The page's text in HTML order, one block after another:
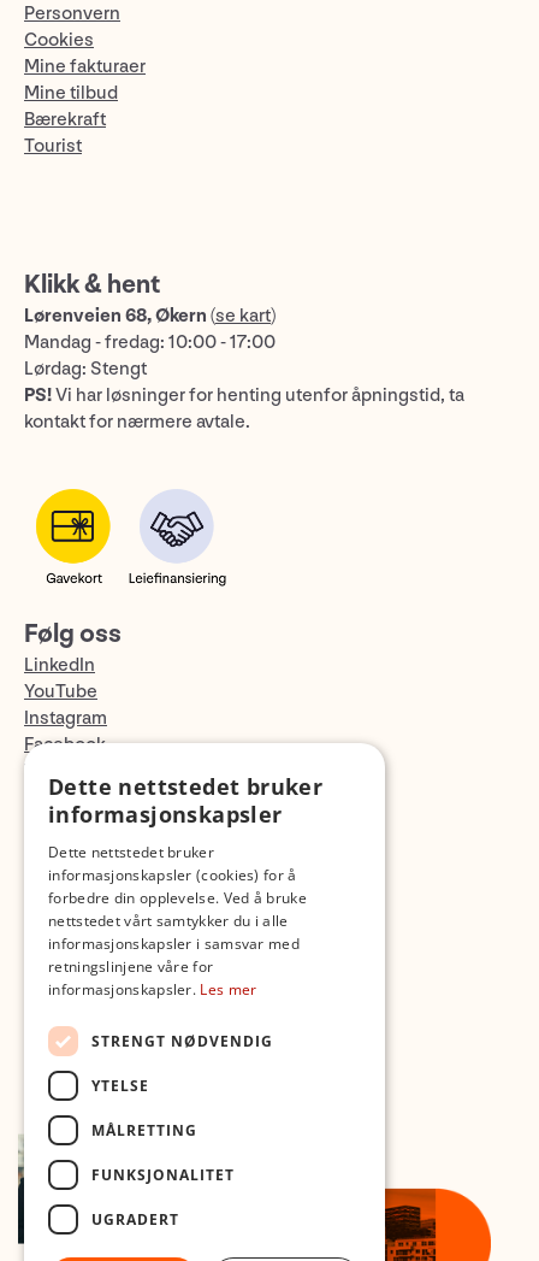
Personvern
Cookies
Mine fakturaer
Mine tilbud
Bærekraft
Tourist
Klikk & hent
Lørenveien 68, Økern (se kart)
Mandag - fredag: 10:00 - 17:00
Lørdag: Stengt
PS!Vi har løsninger for henting utenfor åpningstid, ta
kontakt for nærmere avtale.
Følg oss
LinkedIn
YouTube
Instagram
Facebook
TikTok
Fotopodden
Med forbehold om skrive- og lagerfeil
Dette nettstedet bruker
informasjonskapsler
Dette nettstedet bruker
informasjonskapsler (cookies) for å
forbedre din opplevelse. Ved å bruke
nettstedet vårt samtykker du i alle
informasjonskapsler i samsvar med
retningslinjene våre for
informasjonskapsler. Les mer
STRENGT NØDVENDIG
YTELSE
MÅLRETTING
FUNKSJONALITET
UGRADERT